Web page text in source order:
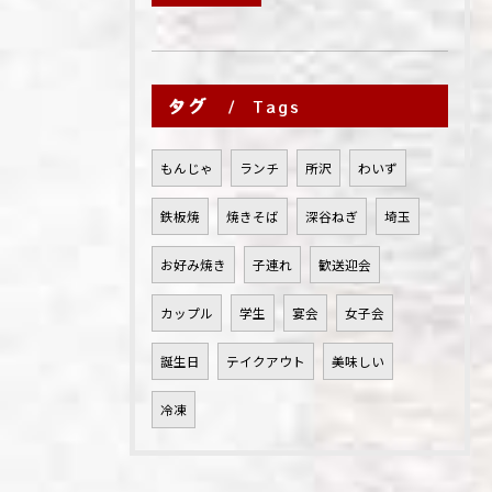
タグ Tags
もんじゃ ランチ 所沢 わいず
鉄板焼 焼きそば 深谷ねぎ 埼玉
お好み焼き 子連れ 歓送迎会
カップル 学生 宴会 女子会
誕生日 テイクアウト 美味しい
冷凍